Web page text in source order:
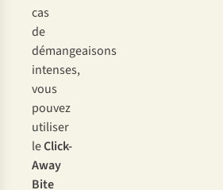
cas
de
démangeaisons
intenses,
vous
pouvez
utiliser
leClick-
Away
Bite